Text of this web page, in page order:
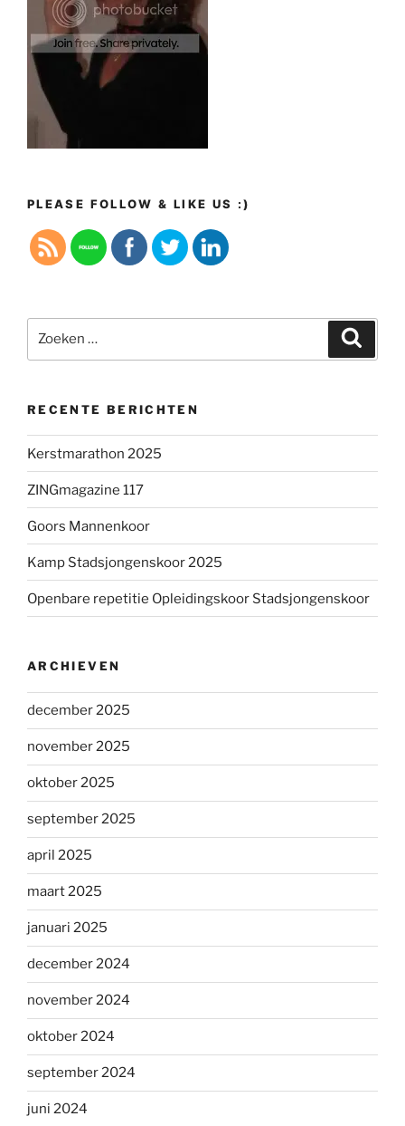
PLEASE FOLLOW & LIKE US :)
naar:
RECENTE BERICHTEN
Kerstmarathon 2025
ZINGmagazine 117
Goors Mannenkoor
Kamp Stadsjongenskoor 2025
Openbare repetitie Opleidingskoor Stadsjongenskoor
ARCHIEVEN
december 2025
november 2025
oktober 2025
september 2025
april 2025
maart 2025
januari 2025
december 2024
november 2024
oktober 2024
september 2024
juni 2024